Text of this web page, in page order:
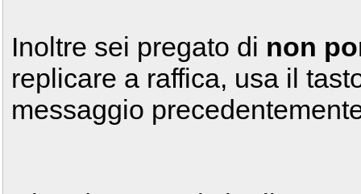
Inoltre sei pregato di non
replicare a raffica, usa il
messaggio